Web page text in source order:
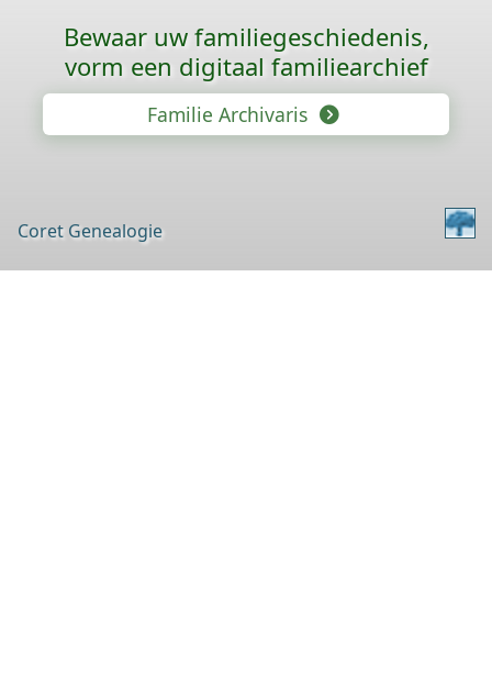
Bewaar uw familie­geschiedenis,
vorm een digitaal familiearchief
Familie Archivaris
Coret Genealogie